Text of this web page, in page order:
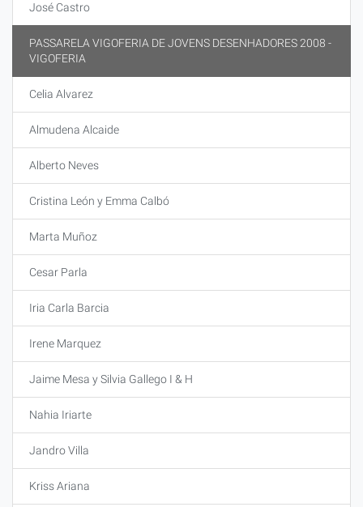
José Castro
PASSARELA VIGOFERIA DE JOVENS DESENHADORES 2008 -
VIGOFERIA
Celia Alvarez
Almudena Alcaide
Alberto Neves
Cristina León y Emma Calbó
Marta Muñoz
Cesar Parla
Iria Carla Barcia
Irene Marquez
Jaime Mesa y Silvia Gallego I & H
Nahia Iriarte
Jandro Villa
Kriss Ariana